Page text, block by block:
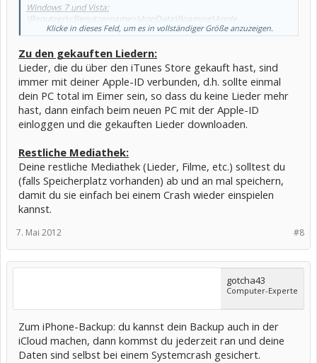
Windows 7 und Vista:
\Benutzer\<Benutzername>\AppData\Roaming\Apple
Computer\MobileSync\Backup\
Klicke in dieses Feld, um es in vollständiger Größe anzuzeigen.
Zu den gekauften Liedern:
Lieder, die du über den iTunes Store gekauft hast, sind
immer mit deiner Apple-ID verbunden, d.h. sollte einmal
dein PC total im Eimer sein, so dass du keine Lieder mehr
hast, dann einfach beim neuen PC mit der Apple-ID
einloggen und die gekauften Lieder downloaden.
Restliche Mediathek:
Deine restliche Mediathek (Lieder, Filme, etc.) solltest du
(falls Speicherplatz vorhanden) ab und an mal speichern,
damit du sie einfach bei einem Crash wieder einspielen
kannst.
#8
7. Mai 2012
gotcha43
Computer-Experte
Zum iPhone-Backup: du kannst dein Backup auch in der
iCloud machen, dann kommst du jederzeit ran und deine
Daten sind selbst bei einem Systemcrash gesichert.